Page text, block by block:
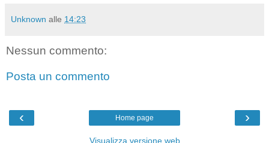
Unknown alle 14:23
Nessun commento:
Posta un commento
‹ ›
Home page
Visualizza versione web